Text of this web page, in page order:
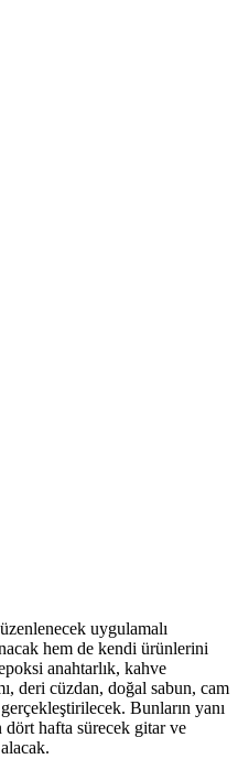
uygulamalı
hem de kendi ürünlerini
anahtarlık, kahve
deri cüzdan, doğal sabun, cam
Bunların yanı
dört hafta sürecek gitar ve